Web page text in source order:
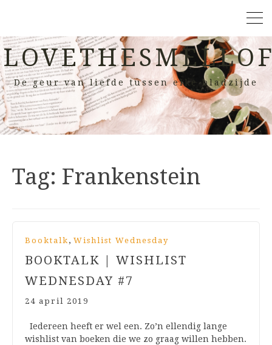
De geur van liefde tussen elke bladzijde
Tag: Frankenstein
Booktalk , Wishlist Wednesday
BOOKTALK | WISHLIST
WEDNESDAY #7
24 april 2019
Iedereen heeft er wel een. Zo’n ellendig lange
wishlist van boeken die we zo graag willen hebben.